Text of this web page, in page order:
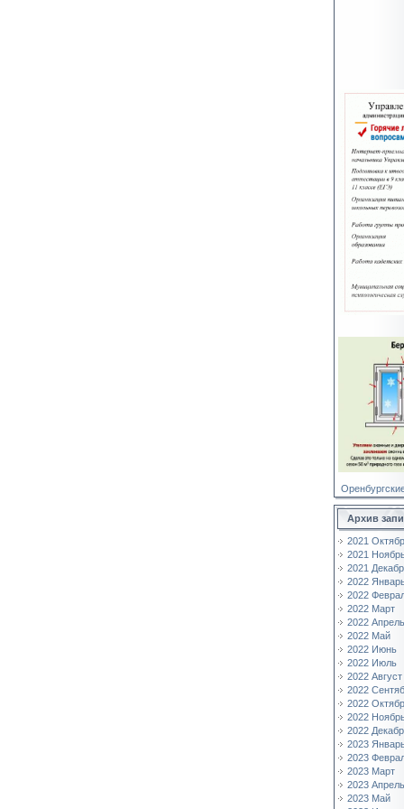
Архив
2021
2021
2021
2022
2022
2022 Март
2022 Апрель
2022 Май
2022 Июнь
2022 Июль
2022 Август
2022
2022
2022
2022
2023
2023
2023 Март
2023 Апрель
2023 Май